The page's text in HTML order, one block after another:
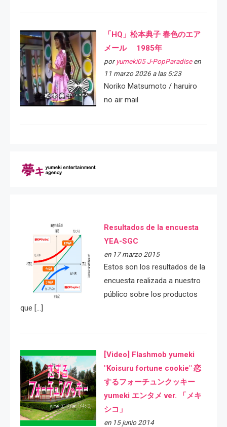
「HQ」松本典子 春色のエア
メール 1985年
por yumeki05 J-PopParadiseen
11 marzo 2026 a las 5:23
Noriko Matsumoto / haruiro
no air mail
Resultados de la encuesta
YEA-SGC
en 17 marzo 2015
Estos son los resultados de la
encuesta realizada a nuestro
público sobre los productos
que […]
[Video] Flashmob yumeki
"Koisuru fortune cookie" 恋
するフォーチュンクッキー
yumeki エンタメ ver. 「メキ
シコ」
en 15 junio 2014